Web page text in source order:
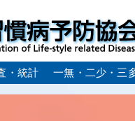
・統計 一無・二少・三